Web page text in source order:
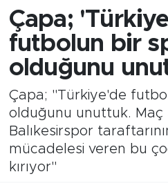
Çapa;
futbolun bir
olduğunu
Çapa; "Türkiye'de
olduğunu unuttuk. Maç
Balıkesirspor
mücadelesi veren bu
kırıyor"
Siyaset
Spor
Sağlık
Ekonomi
Eğitim
Trafik Durumu
Süper Lig Puan
Tüm Manşetler
Son Dakika Haberleri
Haber Arşivi